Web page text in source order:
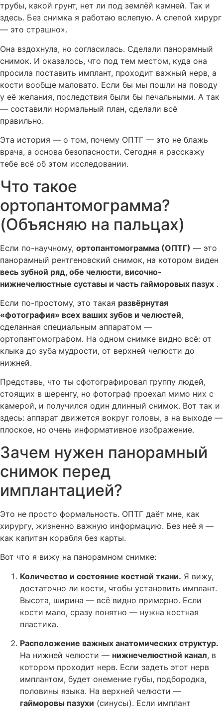
трубы, какой грунт, нет ли под землёй камней. Так и
здесь. Без снимка я работаю вслепую. А слепой хирург
— это страшно».
Она вздохнула, но согласилась. Сделали панорамный
снимок. И оказалось, что под тем местом, куда она
просила поставить имплант, проходит важный нерв, а
кости вообще маловато. Если бы мы пошли на поводу
у её желания, последствия были бы печальными. А так
— составили нормальный план, сделали всё
правильно.
Эта история — о том, почему ОПТГ — это не блажь
врача, а основа безопасности. Сегодня я расскажу
тебе всё об этом исследовании.
Что такое
ортопантомограмма?
(Объясняю на пальцах)
Если по-научному, ортопантомограмма (ОПТГ) — это
панорамный рентгеновский снимок, на котором виден
весь зубной ряд, обе челюсти, височно-
нижнечелюстные суставы и часть гайморовых пазух .
Если по-простому, это такая развёрнутая
«фотография» всех ваших зубов и челюстей,
сделанная специальным аппаратом —
ортопантомографом. На одном снимке видно всё: от
клыка до зуба мудрости, от верхней челюсти до
нижней.
Представь, что ты сфотографировал группу людей,
стоящих в шеренгу, но фотограф проехал мимо них с
камерой, и получился один длинный снимок. Вот так и
здесь: аппарат движется вокруг головы, а на выходе —
плоское, но очень информативное изображение.
Зачем нужен панорамный
снимок перед
имплантацией?
Это не просто формальность. ОПТГ даёт мне, как
хирургу, жизненно важную информацию. Без неё я —
как капитан корабля без карты.
Вот что я вижу на панорамном снимке:
Количество и состояние костной ткани. Я вижу,
достаточно ли кости, чтобы установить имплант.
Высота, ширина — всё видно примерно. Если
кости мало, сразу понятно — нужна костная
пластика.
Расположение важных анатомических структур.
На нижней челюсти — нижнечелюстной канал, в
котором проходит нерв. Если задеть этот нерв
имплантом, будет онемение губы, подбородка,
половины языка. На верхней челюсти —
гайморовы пазухи (синусы). Если имплант